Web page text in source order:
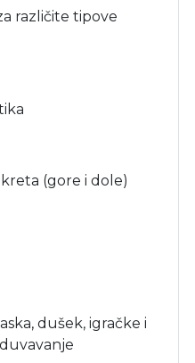
različite tipove
(gore i dole)
dušek, igračke i